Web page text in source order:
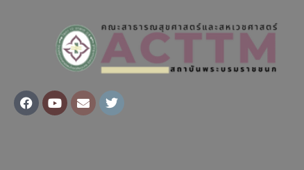
Facebook
YoutubeEnvelopeTwitter